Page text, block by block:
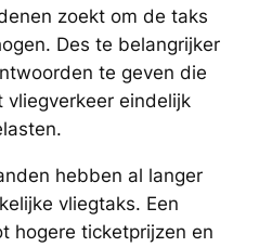
zoekt om de taks
Des te belangrijker
te geven die
vliegverkeer eindelijk
hebben al langer
vliegtaks. Een
hogere ticketprijzen en